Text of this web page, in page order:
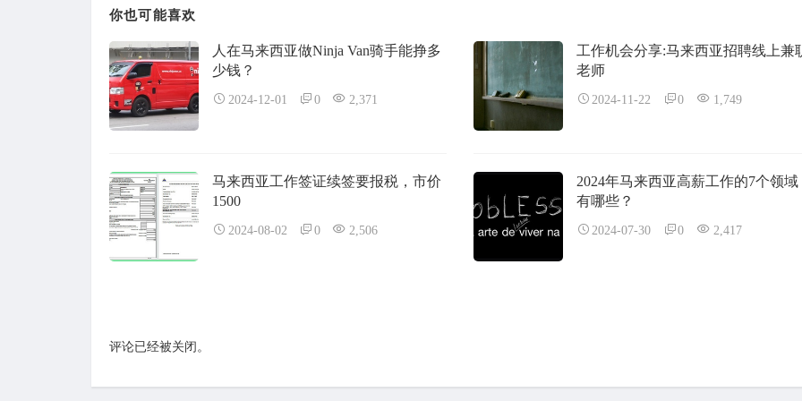
你也可能喜欢
人在马来西亚做Ninja Van骑手能挣多
少钱？
2024-12-01 0 2,371
工作机会分享:马来西亚招聘线上兼
老师
2024-11-22 0 1,749
马来西亚工作签证续签要报税，市价
1500
2024-08-02 0 2,506
2024年马来西亚高薪工作的7个领域
有哪些？
2024-07-30 0 2,417
评论已经被关闭。